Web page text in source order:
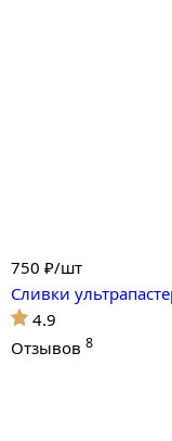
750 ₽/шт
Сливки
4.9
Отзывов 8